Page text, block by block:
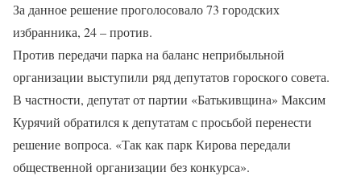
За данное решение проголосовало 73 городских
избранника, 24 – против.
Против передачи парка на баланс неприбыльной
организации выступили ряд депутатов гороского совета.
В частности, депутат от партии «Батькивщина» Максим
Курячий обратился к депутатам с просьбой перенести
решение вопроса. «Так как парк Кирова передали
общественной организации без конкурса».